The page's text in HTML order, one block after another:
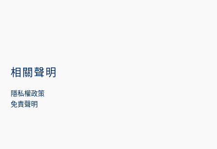
相關聲明
隱私權政策
免責聲明